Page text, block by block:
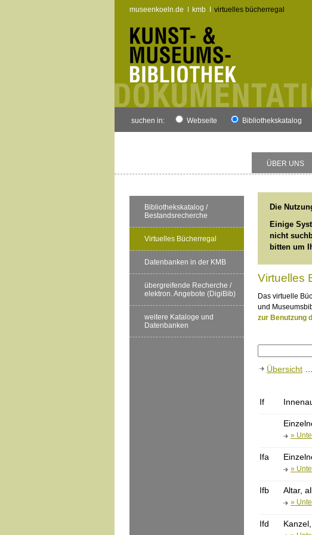
museenkoeln.de kmb virtuelles bücherregal
suchen in: Webseite Bibliothekskatalog
ÜBER UNS
Bibliothekskatalog /
Bestandsrecherche
Virtuelles Bücherregal
Datenbanken in der KMB
übergreifende Recherche /
elektron. Angebote (DigiBib)
weitere Kataloge und
Datenbanken
Die
Einige
nicht
bitten um
Virtuelles
Das virtuelle
und
zur Benutzung
Übersicht
If
»
Ifa
»
Ifb Altar,
»
Ifd